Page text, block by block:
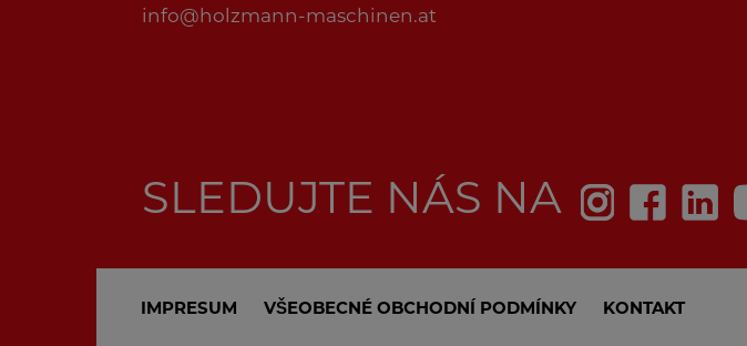
info@holzmann-maschinen.at
SLEDUJTE NÁS NA
IMPRESUM VŠEOBECNÉ OBCHODNÍ PODMÍNKY KONTAKT